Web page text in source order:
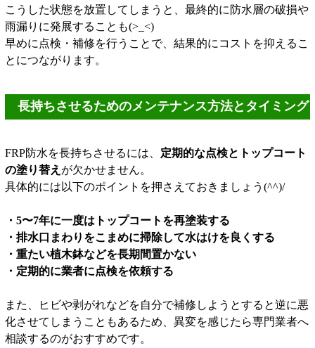
こうした状態を放置してしまうと、最終的に防水層の破損や
雨漏りに発展することも(>_<)
早めに点検・補修を行うことで、結果的にコストを抑えるこ
とにつながります。
長持ちさせるためのメンテナンス方法とタイミング
FRP防水を長持ちさせるには、 定期的な点検とトップコート
の塗り替え が欠かせません。
具体的には以下のポイントを押さえておきましょう(^^)/
・5〜7年に一度はトップコートを再塗装する
・排水口まわりをこまめに掃除して水はけを良くする
・重たい植木鉢などを長期間置かない
・定期的に業者に点検を依頼する
また、ヒビや剥がれなどを自分で補修しようとすると逆に悪
化させてしまうこともあるため、異変を感じたら専門業者へ
相談するのがおすすめです。